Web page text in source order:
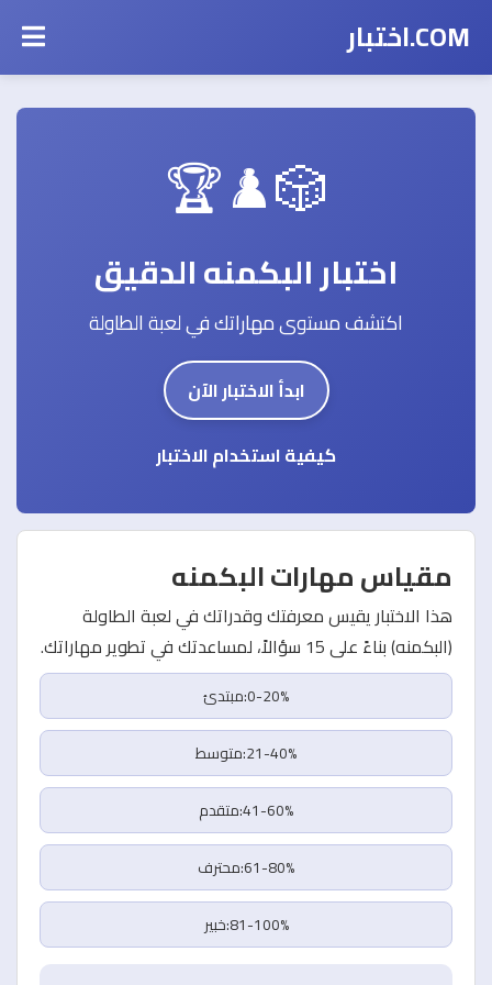
COM.اختبار
🎲♟️🏆
اختبار البكمنه الدقيق
اكتشف مستوى مهاراتك في لعبة الطاولة
ابدأ الاختبار الآن
كيفية استخدام الاختبار
مقياس مهارات البكمنه
هذا الاختبار يقيس معرفتك وقدراتك في لعبة الطاولة
(البكمنه) بناءً على 15 سؤالاً، لمساعدتك في تطوير مهاراتك.
0-20%:مبتدئ
21-40%:متوسط
41-60%:متقدم
61-80%:محترف
81-100%:خبير